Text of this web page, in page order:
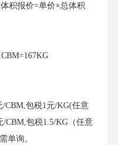
积报价=单价×总体积
CBM,包税1元/KG(任意
/CBM,包税1.5/KG（任意
单询。